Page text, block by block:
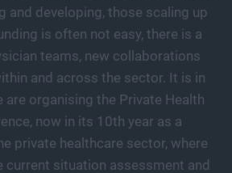
and developing, those scaling up
is often not easy, there is a
teams, new collaborations
and across the sector. It is in
organising the Private Health
now in its 10th year as a
private healthcare sector, where
current situation assessment and